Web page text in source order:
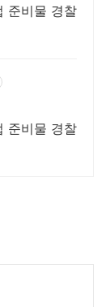
준비물 경찰
준비물 경찰